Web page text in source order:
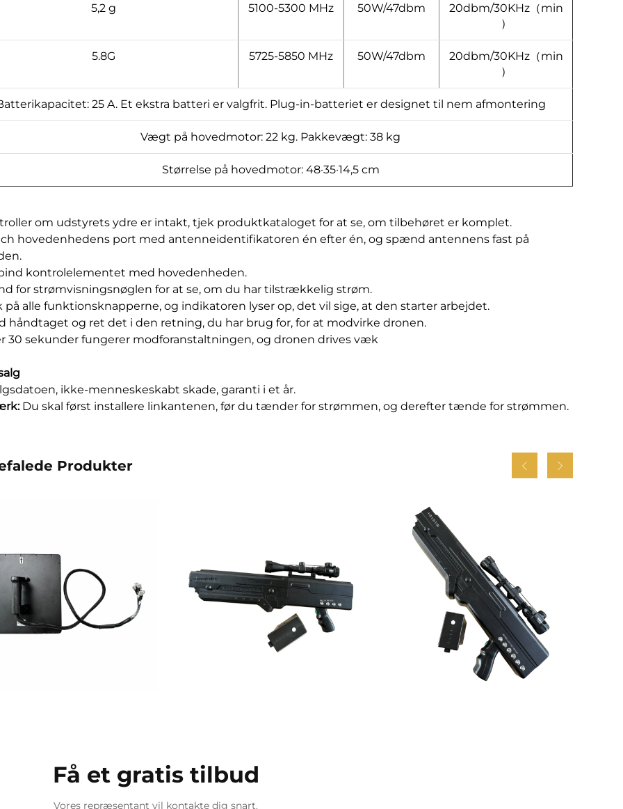
5,2 g 5100-5300 MHz 50W/47dbm
20dbm/30KHz（min
）
5.8G 5725-5850 MHz 50W/47dbm
20dbm/30KHz（min
）
25 A. Et ekstra batteri er valgfrit. Plug-in-batteriet er designet til nem afmontering
Vægt på hovedmotor: 22 kg. Pakkevægt: 38 kg
Størrelse på hovedmotor: 48·35·14,5 cm
om udstyrets ydre er intakt, tjek produktkataloget for at se, om tilbehøret er komplet.
hovedenhedens port med antenneidentifikatoren én efter én, og spænd antennens fast på
kontrolelementet med hovedenheden.
for strømvisningsnøglen for at se, om du har tilstrækkelig strøm.
på alle funktionsknapperne, og indikatoren lyser op, det vil sige, at den starter arbejdet.
håndtaget og ret det i den retning, du har brug for, for at modvirke dronen.
30 sekunder fungerer modforanstaltningen, og dronen drives væk
ikke-menneskeskabt skade, garanti i et år.
Du skal først installere linkantenen, før du tænder for strømmen, og derefter tænde for strømmen.
Produkter
Få et gratis tilbud
Vores repræsentant vil kontakte dig snart.